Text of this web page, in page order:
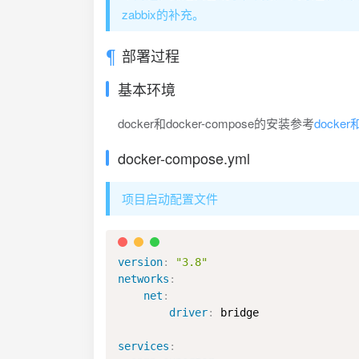
zabbix的补充。
部署过程
基本环境
docker和docker-compose的安装参考docker
docker-compose.yml
项目启动配置文件
version:
"3.8"
networks :
net :
driver: bridge
services :